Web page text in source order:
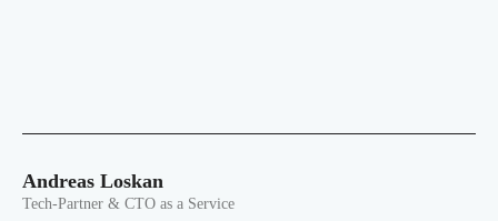
Andreas Loskan
Tech-Partner & CTO as a Service